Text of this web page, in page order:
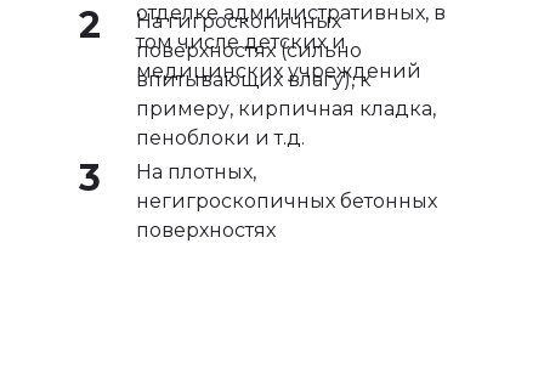
На плотных,
негигроскопичных бетонных
поверхностях
отделке административных, в
том числе детских и
медицинских учреждений
На гигроскопичных
поверхностях (сильно
впитывающих влагу), к
примеру, кирпичная кладка,
пеноблоки и т.д.
2
3